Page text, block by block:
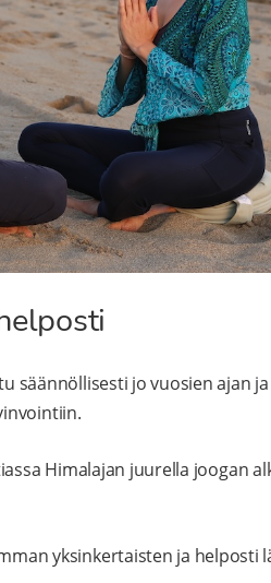
säännöllisesti jo vuosien ajan
Himalajan juurella joogan
yksinkertaisten ja helposti